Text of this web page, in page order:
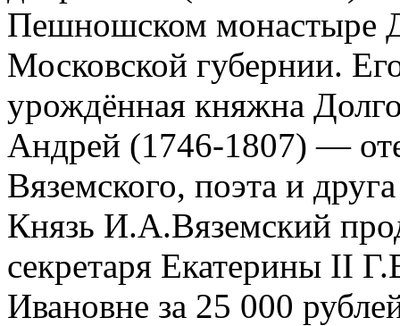
Пешношском монастыре
Московской губернии.
урождённая княжна
Андрей (1746-1807) —
Вяземского, поэта и
Князь И.А.Вяземский
секретаря Екатерины II
Ивановне за 25 000